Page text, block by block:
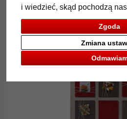
i wiedzieć, skąd pochodzą
Zgoda
Zmiana